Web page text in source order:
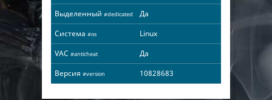
Выделенный #dedicated
Да
Система #os
Linux
VAC #anticheat
Да
Версия #version 10828683